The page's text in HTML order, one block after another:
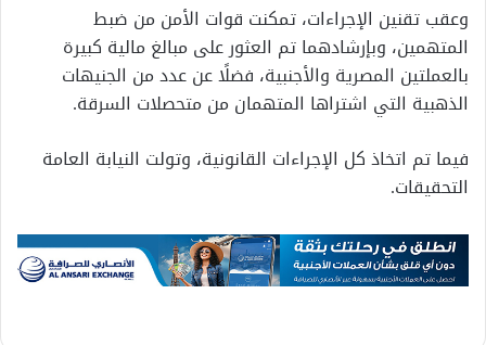
وعقب تقنين الإجراءات، تمكنت قوات الأمن من ضبط
المتهمين، وبإرشادهما تم العثور على مبالغ مالية كبيرة
بالعملتين المصرية والأجنبية، فضلًا عن عدد من الجنيهات
الذهبية التي اشتراها المتهمان من متحصلات السرقة.
فيما تم اتخاذ كل الإجراءات القانونية، وتولت النيابة العامة
التحقيقات.